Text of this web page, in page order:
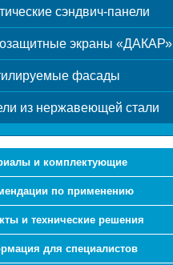
сэндвич-панели
экраны «ДАКАР»
фасады
из нержавеющей стали
и комплектующие
по применению
и технические решения
для специалистов